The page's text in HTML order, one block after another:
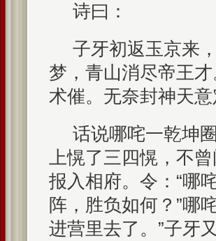
诗曰：
子牙初返玉京来
梦，青山消尽帝王
术催。无奈封神天
话说哪咤一乾坤
上愰了三四愰，不
报入相府。令：“哪
阵，胜负如何？”哪
进营里去了。”子牙